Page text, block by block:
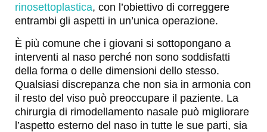
rinosettoplastica, con l’obiettivo di correggere
entrambi gli aspetti in un’unica operazione.
È più comune che i giovani si sottopongano a
interventi al naso perché non sono soddisfatti
della forma o delle dimensioni dello stesso.
Qualsiasi discrepanza che non sia in armonia con
il resto del viso può preoccupare il paziente. La
chirurgia di rimodellamento nasale può migliorare
l’aspetto esterno del naso in tutte le sue parti, sia